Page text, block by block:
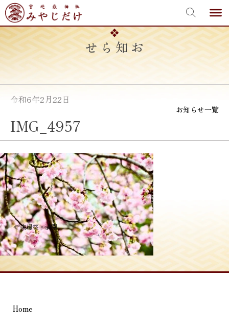
Skip
to
content
お知らせ
令和6年2月22日
お知らせ一覧
IMG_4957
投
稿
ナ
ビ
ー
≪夫婦桜・満開
Home